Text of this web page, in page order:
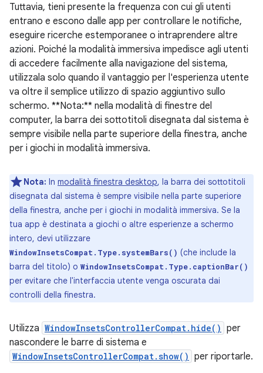
Tuttavia, tieni presente la frequenza con cui gli utenti
entrano e escono dalle app per controllare le notifiche,
eseguire ricerche estemporanee o intraprendere altre
azioni. Poiché la modalità immersiva impedisce agli utenti
di accedere facilmente alla navigazione del sistema,
utilizzala solo quando il vantaggio per l'esperienza utente
va oltre il semplice utilizzo di spazio aggiuntivo sullo
schermo. **Nota:** nella modalità di finestre del
computer, la barra dei sottotitoli disegnata dal sistema è
sempre visibile nella parte superiore della finestra, anche
per i giochi in modalità immersiva.
Nota: In modalità finestra desktop, la barra dei sottotitoli
disegnata dal sistema è sempre visibile nella parte superiore
della finestra, anche per i giochi in modalità immersiva. Se la
tua app è destinata a giochi o altre esperienze a schermo
intero, devi utilizzare
WindowInsetsCompat.Type.systemBars() (che include la
barra del titolo) o WindowInsetsCompat.Type.captionBar()
per evitare che l'interfaccia utente venga oscurata dai
controlli della finestra.
Utilizza WindowInsetsControllerCompat.hide() per
nascondere le barre di sistema e
WindowInsetsControllerCompat.show() per riportarle.